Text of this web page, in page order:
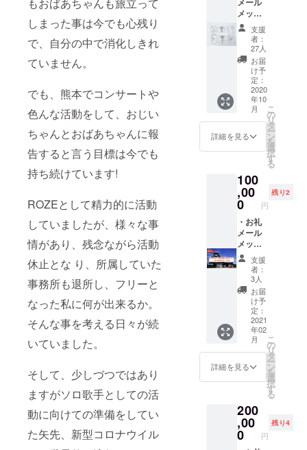
もおばあちゃんも旅立って
しまった事は今でも心残り
で、自分の中で消化しきれ
ていません。
でも、熊本でコンサートや
色んな活動をして、おじい
ちゃんとおばあちゃんに報
告すると言う目標は今でも
持ち続けています!
ROZEとして精力的に活動
していましたが、様々な事
情があり、残念ながら活動
休止とな り、所属していた
事務所も退所し、フリーと
なった私に何が出来るか。
そんな事を考える日々が続
いていました。
そして、少しづつではあり
ますがソロ歌手としての活
動に向けての準備をしてい
た矢先、新型コロナウイル
MARINA個人
としては、
LINE会社の
運営する配
「LINELIVE
」にて
OF THE
2020年2月に
ROZEの活動
が休止。そ
の後、それ
まで所属し
ていた事務
所を離れ、4
MARINAとし
て ソロ活動
を開始。 今
アーティス
CDリリース
やライブ活
動を展開し
心」 ・
支援者
限定の2
曲入り
歌唱動
画
メッ
セージ
・お礼
動画
メッ
セージ
・非公
Instagr
am(非
公開)ご
招待
「MARI
NAの番
時のオ
フ
ショッ
ト中
心」 ・
MARIN
A画伯が
デザイ
ンした
支援者
限定T
シャツ
MARIN
A番組
キャラ
クター
ステッ
カー付
き本人
メッ
セージ
色紙
支援
者：
27人
お届
け予
定：
2020
年10
月
詳細を見る
こ
の
リ
タ
ー
ン
を
選
択
す
る
100
,00
0 円
残り2
・お礼
メール
メッ
セージ
・お礼
動画
メッ
セージ
・非公
Instagr
am(非
公開)ご
招待
「MARI
NAの番
時のオ
フ
ショッ
ト中
支援
者：
3人
お届
け予
定：
2021
年02
月
詳細を見る
こ
の
リ
タ
ー
ン
を
選
択
す
る
200
,00
0 円
残り4